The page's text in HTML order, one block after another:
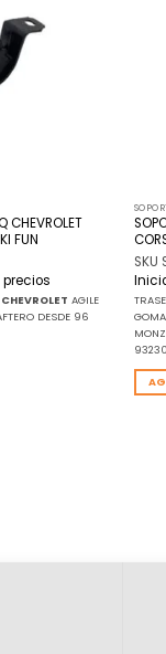
CHEVROLET
FUN
CHEVROLET AGILE
DESDE 96
SKU